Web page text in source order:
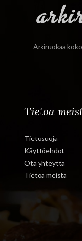
Arkiruokaa
Tietoa
Tietosuoja
Käyttöehdot
Ota yhteyttä
Tietoa meistä